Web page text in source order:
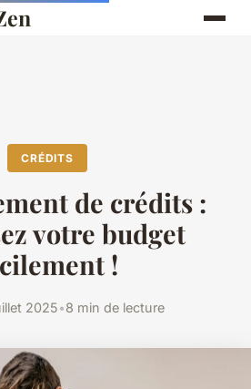
CRÉDITS
de crédits :
votre budget
!
2025•8 min de lecture